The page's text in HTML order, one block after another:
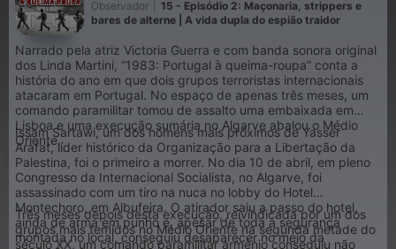
Observador
15 - Episódio 2: Maçonaria, strippers e
bares de alterne | A vida dupla do espião traidor
Narrado pela atriz Victoria Guerra e com banda sonora original
dos Linda Martini, “1983: Portugal à queima-roupa” conta a
história do ano em que dois grupos terroristas internacionais
atacaram em Portugal. No espaço de apenas três meses, um
comando paramilitar tomou de assalto uma embaixada em
Lisboa e uma execução sumária no Algarve abalou o Médio
Oriente.
Issam Sartawi, um dos homens mais próximos de Yasser
Arafat, líder histórico da Organização para a Libertação da
Palestina, foi o primeiro a morrer. No dia 10 de abril, em pleno
Congresso da Internacional Socialista, no Algarve, foi
assassinado com um tiro na nuca no lobby do Hotel
Montechoro, em Albufeira. O atirador saiu a passo do hotel,
ainda de arma em punho e, apesar de toda a segurança
montada no local, conseguiu desaparecer no meio da
Três meses depois desta execução, reivindicada por um dos
grupos mais temidos no Médio Oriente na segunda metade do
século XX, um comando paramilitar arménio conseguiu não